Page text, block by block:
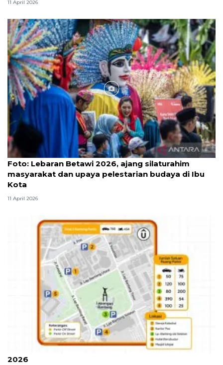
11 April 2026
Foto
Foto: Lebaran Betawi 2026, ajang silaturahim
masyarakat dan upaya pelestarian budaya di Ibu
Kota
11 April 2026
Ini lokasi kantong parkir kegiatan Lebaran Betawi
2026